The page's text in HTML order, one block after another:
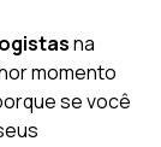
na
momento
se você